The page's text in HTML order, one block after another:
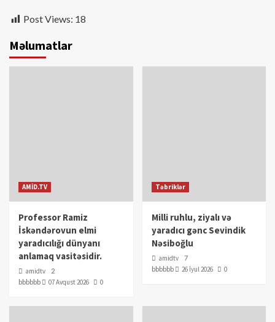
Post Views: 18
Məlumatlar
AMİD.TV
Professor Ramiz
İskəndərovun elmi
yaradıcılığı dünyanı
anlamaq vasitəsidir.
amidtv
2
bbbbbb
07 Avqust 2026 0
Təbriklər
Milli ruhlu, ziyalı və
yaradıcı gənc Sevindik
Nəsiboğlu
amidtv
7
bbbbbb
26 İyul 2026 0